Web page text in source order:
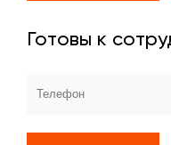
Готовы к